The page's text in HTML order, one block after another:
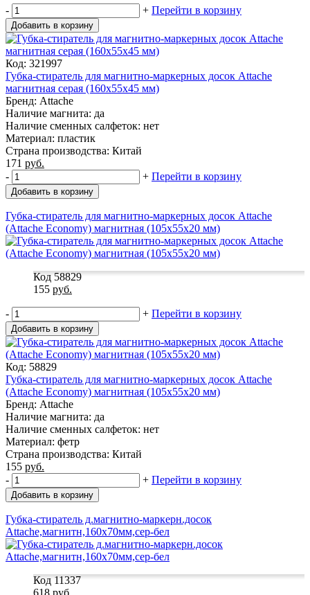
- + Перейти в корзину
Добавить в корзину
Код: 321997
Губка-стиратель для магнитно-маркерных досок Attache
магнитная серая (160x55x45 мм)
Бренд: Attache
Наличие магнита: да
Наличие сменных салфеток: нет
Материал: пластик
Страна производства: Китай
171 руб.
-
+ Перейти в корзину
Добавить в корзину
Губка-стиратель для магнитно-маркерных досок Attache
(Attache Economy) магнитная (105x55x20 мм)
Код 58829
155 руб.
- + Перейти в корзину
Добавить в корзину
Код: 58829
Губка-стиратель для магнитно-маркерных досок Attache
(Attache Economy) магнитная (105x55x20 мм)
Бренд: Attache
Наличие магнита: да
Наличие сменных салфеток: нет
Материал: фетр
Страна производства: Китай
155 руб.
-
+ Перейти в корзину
Добавить в корзину
Губка-стиратель д.магнитно-маркерн.досок
Attache,магнитн,160х70мм,сер-бел
Код 11337
618 руб.